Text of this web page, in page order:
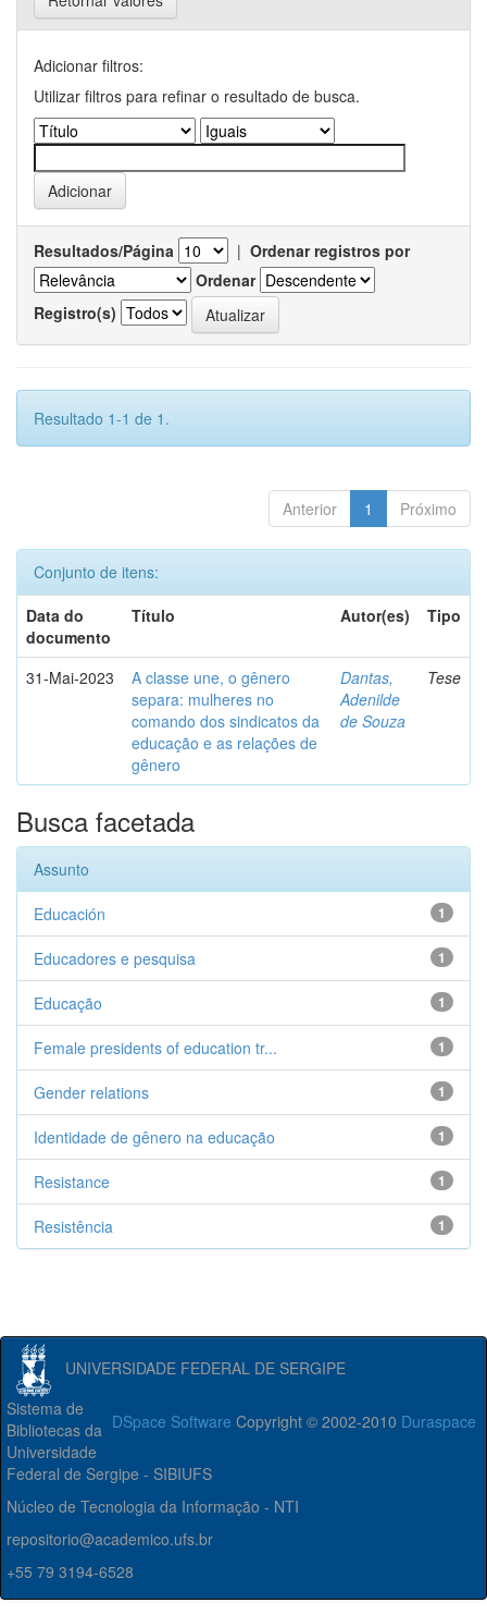
Adicionar filtros:
Utilizar filtros para refinar o resultado de busca.
Resultados/Página | Ordenar registros por
Ordenar
Registro(s)
Resultado 1-1 de 1.
Anterior 1 Próximo
Conjunto de itens:
Data do
documento
Título Autor(es) Tipo
31-Mai-2023
A classe une, o gênero
separa: mulheres no
comando dos sindicatos da
educação e as relações de
gênero
Dantas,
Adenilde
de Souza
Tese
Busca facetada
Assunto
1
Educación
1
Educadores e pesquisa
1
Educação
1
Female presidents of education tr...
1
Gender relations
1
Identidade de gênero na educação
1
Resistance
1
Resistência
UNIVERSIDADE FEDERAL DE SERGIPE
DSpace Software Copyright © 2002-2010 Duraspace
Sistema de
Bibliotecas da
Universidade
Federal de Sergipe - SIBIUFS
Núcleo de Tecnologia da Informação - NTI
repositorio@academico.ufs.br
+55 79 3194-6528